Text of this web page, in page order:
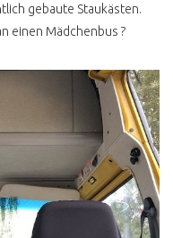
gebaute Staukästen.
einen Mädchenbus ?